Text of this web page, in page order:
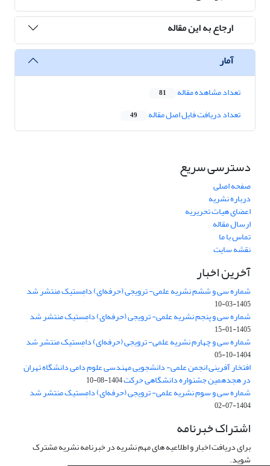
ارجاع به این مقاله
آمار
تعداد مشاهده مقاله 81
تعداد دریافت فایل اصل مقاله 49
دسترسی سریع
صفحه اصلی
درباره نشریه
اعضای هیات تحریریه
ارسال مقاله
تماس با ما
نقشه سایت
آخرین اخبار
شماره سی و ششم نشریه علمی- ترویجی (حرفه‌ای) دامِستیک منتشر شد
1405-03-10
شماره سی و پنجم نشریه علمی- ترویجی (حرفه‌ای) دامِستیک منتشر شد
1405-01-15
شماره سی و چهارم نشریه علمی- ترویجی (حرفه‌ای) دامِستیک منتشر شد
1404-10-05
افتخار آفرینی انجمن علمی- دانشجویی مهندسی علوم دامی دانشگاه تهران
در هجدهمین جشنواره دانشگاهی حرکت1404-08-10
شماره سی و سوم نشریه علمی- ترویجی (حرفه‌ای) دامِستیک منتشر شد
1404-07-02
اشتراک خبرنامه
برای دریافت اخبار و اطلاعیه های مهم نشریه در خبرنامه نشریه مشترک
شوید.